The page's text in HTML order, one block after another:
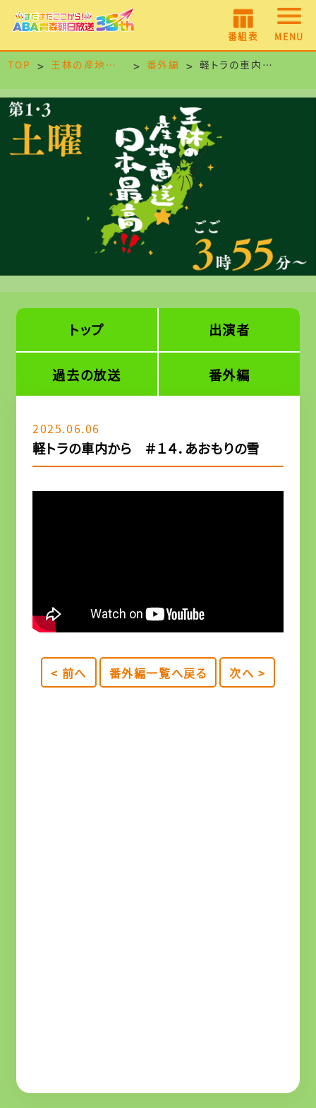
番組表 MENU
TOP 王林の産地直送☆日本最高！！ 番外編 軽トラの車内から ＃１４．あおもりの雪
トップ 出演者
過去の放送 番外編
2025.06.06
軽トラの車内から ＃１４．あおもりの雪
< 前へ 番外編一覧へ戻る 次へ >